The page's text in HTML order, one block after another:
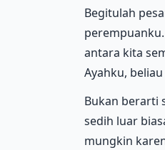
Begitulah
antara kita
Ayahku,
Bukan berarti
sedih luar
mungkin